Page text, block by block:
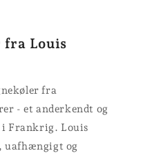
fra Louis
fra
- et anderkendt og
Frankrig. Louis
uafhængigt og